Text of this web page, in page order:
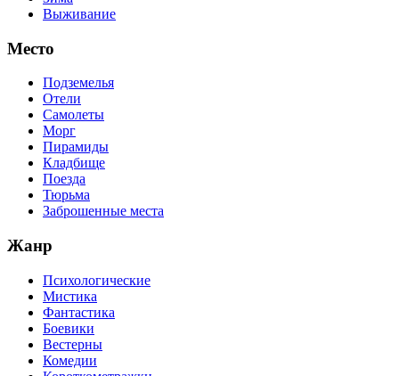
Выживание
Место
Подземелья
Отели
Самолеты
Морг
Пирамиды
Кладбище
Поезда
Тюрьма
Заброшенные места
Жанр
Психологические
Мистика
Фантастика
Боевики
Вестерны
Комедии